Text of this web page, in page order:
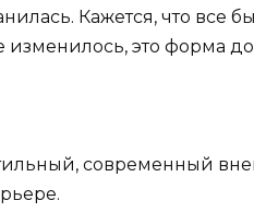
Кажется, что все
изменилось, это форма
современный